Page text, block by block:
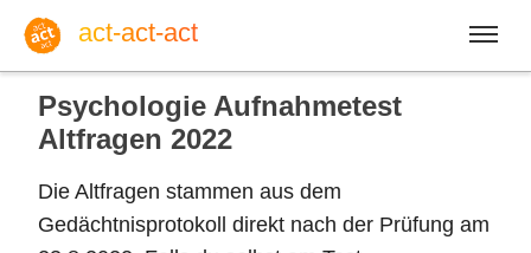
act-act-act
Anmelden
Psychologie Aufnahmetest
Altfragen 2022
Die Altfragen stammen aus dem
Gedächtnisprotokoll direkt nach der Prüfung am